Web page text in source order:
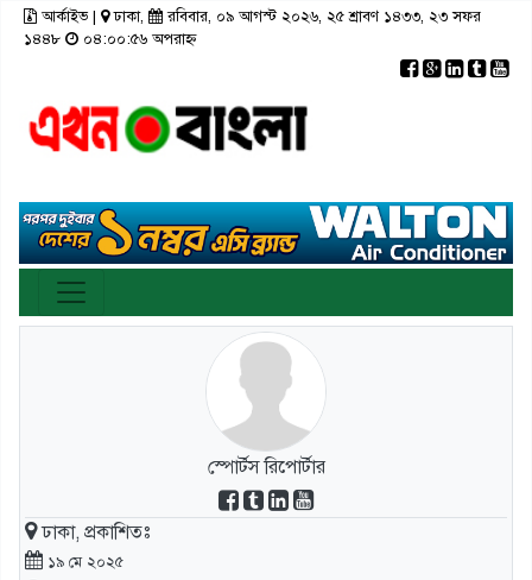
আর্কাইভ| ঢাকা,
রবিবার, ০৯ আগস্ট ২০২৬, ২৫ শ্রাবণ ১৪৩৩, ২৩ সফর
১৪৪৮
০৪:০০:৫৬ অপরাহ্ন
রাজনীতি
মতামত
স্বাস্থ্য
সাহিত্য
লাইফস্টাইল
টপ নিউজ
তথ্য-প্রযুক্তি
ঢাকা
বরিশাল
ময়মনসিংহ
রাজশাহী
রংপুর
সিলেট ভিডিও
ফটো গ্যালারী
স্পোর্টস রিপোর্টার
ঢাকা, প্রকাশিতঃ
১৯ মে ২০২৫